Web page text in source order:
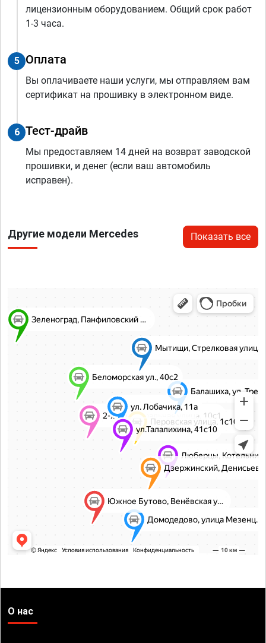
лицензионным оборудованием. Общий срок работ
1-3 часа.
5 Оплата
Вы оплачиваете наши услуги, мы отправляем вам
сертификат на прошивку в электронном виде.
6 Тест-драйв
Мы предоставляем 14 дней на возврат заводской
прошивки, и денег (если ваш автомобиль
исправен).
Другие модели Mercedes Показать все
О нас